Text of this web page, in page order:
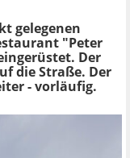
gelegenen
"Peter
Der
die Straße. Der
- vorläufig.